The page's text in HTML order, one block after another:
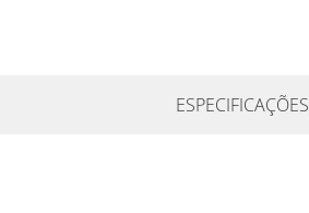
ESPECIFICAÇÕES